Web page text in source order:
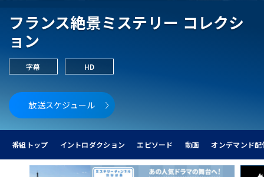
フランス絶景ミステリー コレクシ
ョン
字幕 HD
放送スケジュール
番組トップ イントロダクション エピソード 動画 オンデマンド配